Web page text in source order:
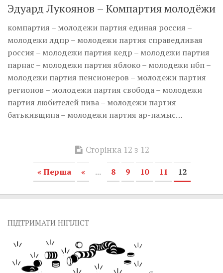
Эдуард Лукоянов – Компартия молодёжи
компартия – молодежи партия единая россия –
молодежи лдпр – молодежи партия справедливая
россия – молодежи партия кедр – молодежи партия
парнас – молодежи партия яблоко – молодежи нбп –
молодежи партия пенсионеров – молодежи партия
регионов – молодежи партия свобода – молодежи
партия любителей пива – молодежи партия
батькивщина – молодежи партия ар-намыс…
Сторінка 12 з 12
« Перша « ... 8 9 10 11 12
ПІДТРИМАТИ НІГІЛІСТ